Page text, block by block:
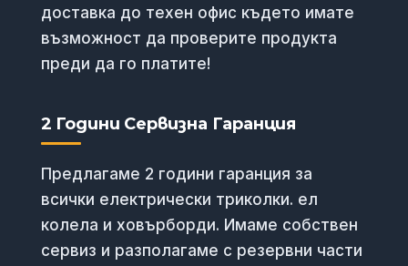
доставка до техен офис където имате
възможност да проверите продукта
преди да го платите!
2 Години Сервизна Гаранция
Предлагаме 2 години гаранция за
всички електрически триколки. ел
колела и ховърборди. Имаме собствен
сервиз и разполагаме с резервни части